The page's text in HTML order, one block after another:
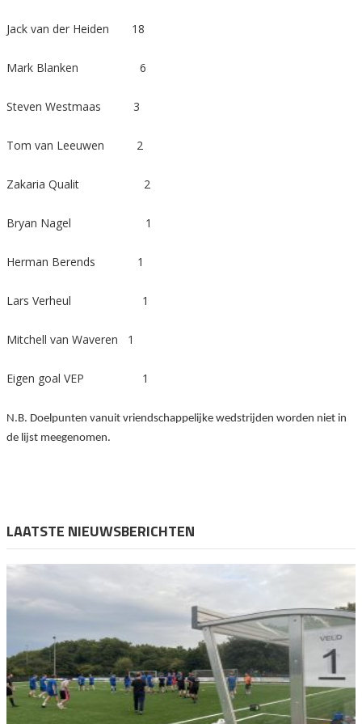
Jack van der Heiden 18
Mark Blanken 6
Steven Westmaas 3
Tom van Leeuwen 2
Zakaria Qualit 2
Bryan Nagel 1
Herman Berends 1
Lars Verheul 1
Mitchell van Waveren 1
Eigen goal VEP 1
N.B. Doelpunten vanuit vriendschappelijke wedstrijden worden niet in
de lijst meegenomen.
LAATSTE NIEUWSBERICHTEN